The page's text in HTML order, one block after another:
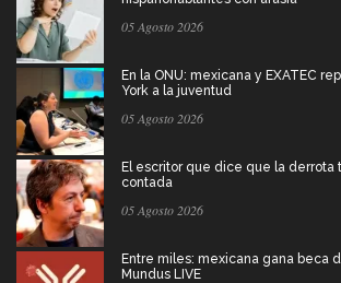
05 Agosto 2026
En la ONU: mexicana y EXATEC
York a la juventud
05 Agosto 2026
El escritor que dice que la
contada
05 Agosto 2026
Entre miles: mexicana gana beca
Mundus LIVE